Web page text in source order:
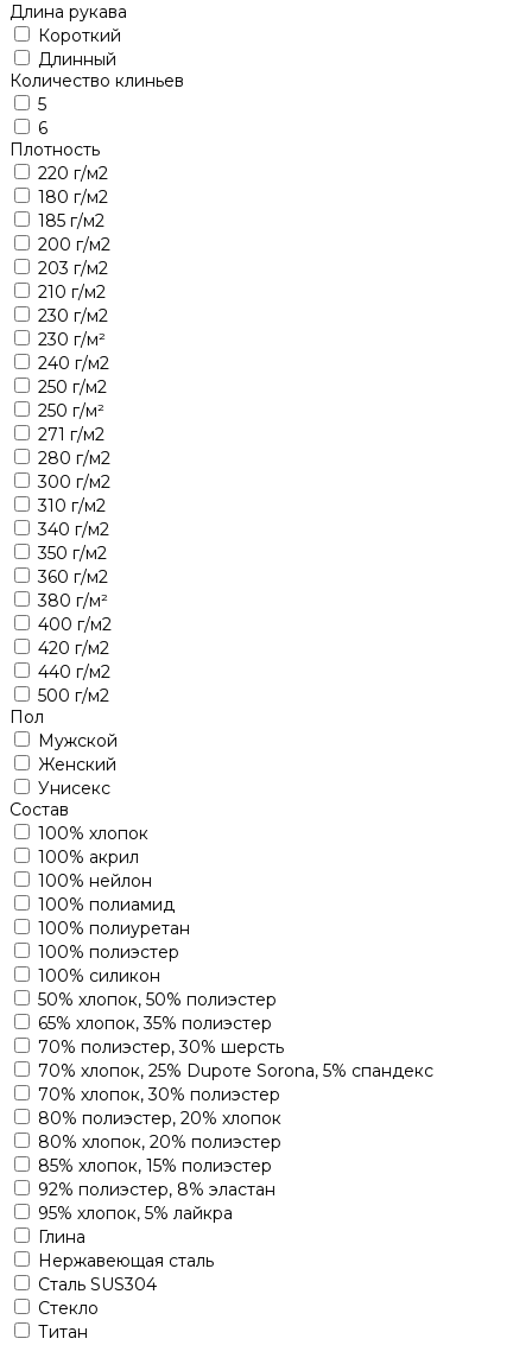
Длина рукава
Короткий
Длинный
Количество клиньев
5
6
Плотность
220 г/м2
180 г/м2
185 г/м2
200 г/м2
203 г/м2
210 г/м2
230 г/м2
230 г/м²
240 г/м2
250 г/м2
250 г/м²
271 г/м2
280 г/м2
300 г/м2
310 г/м2
340 г/м2
350 г/м2
360 г/м2
380 г/м²
400 г/м2
420 г/м2
440 г/м2
500 г/м2
Пол
Мужской
Женский
Унисекс
Состав
100% хлопок
100% акрил
100% нейлон
100% полиамид
100% полиуретан
100% полиэстер
100% силикон
50% хлопок, 50% полиэстер
65% хлопок, 35% полиэстер
70% полиэстер, 30% шерсть
70% хлопок, 25% Dupoте Sorona, 5% спандекс
70% хлопок, 30% полиэстер
80% полиэстер, 20% хлопок
80% хлопок, 20% полиэстер
85% хлопок, 15% полиэстер
92% полиэстер, 8% эластан
95% хлопок, 5% лайкра
Глина
Нержавеющая сталь
Сталь SUS304
Стекло
Титан